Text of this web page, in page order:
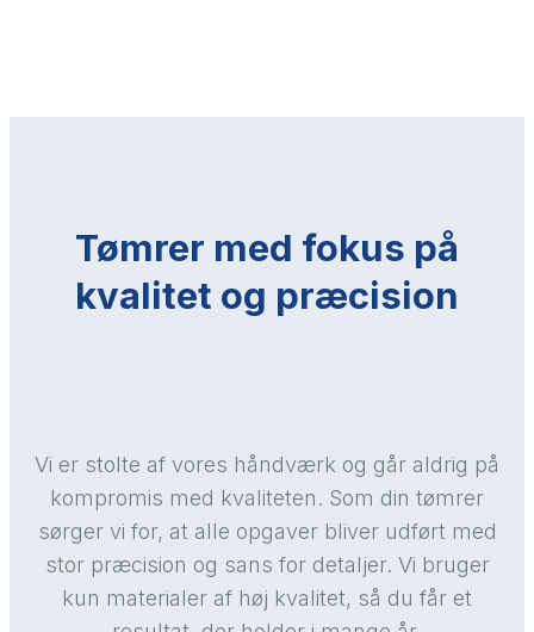
Tømrer med fokus på
kvalitet og præcision
Vi er stolte af vores håndværk og går aldrig på
kompromis med kvaliteten. Som din tømrer
sørger vi for, at alle opgaver bliver udført med
stor præcision og sans for detaljer. Vi bruger
kun materialer af høj kvalitet, så du får et